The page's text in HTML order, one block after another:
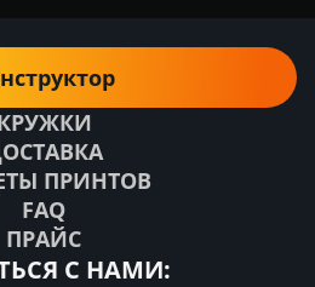
С НАМИ:
ПРИНТОВ
FAQ
ПРАЙС